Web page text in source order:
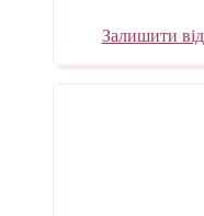
Залишити